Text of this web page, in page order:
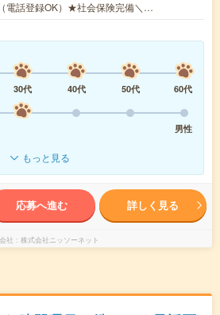
電話登録OK）★社会保険完備＼…
30代 40代 50代
60代
男性
もっと見る
応募へ進む 詳しく見る
社 株式会社ニッソーネット